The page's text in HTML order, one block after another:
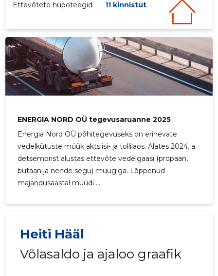
Ettevõtete hüpoteegid 11 kinnistut
ENERGIA NORD OÜ tegevusaruanne 2025
Energia Nord OÜ põhitegevuseks on erinevate
vedelkütuste müük aktsiisi- ja tollilaos. Alates 2024. a.
detsembrist alustas ettevõte vedelgaasi (propaan,
butaan ja nende segu) müügiga. Lõppenud
majandusaastal müüdi ...
Heiti Hääl
Võlasaldo ja ajaloo graafik